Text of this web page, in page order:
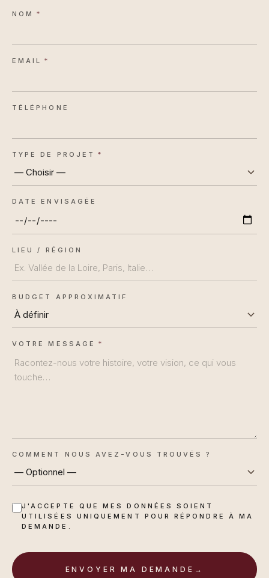
NOM *
EMAIL *
TÉLÉPHONE
TYPE DE PROJET *
DATE ENVISAGÉE
LIEU / RÉGION
BUDGET APPROXIMATIF
VOTRE MESSAGE *
COMMENT NOUS AVEZ-VOUS TROUVÉS ?
J'ACCEPTE QUE MES DONNÉES SOIENT
UTILISÉES UNIQUEMENT POUR RÉPONDRE À MA
DEMANDE.
ENVOYER MA DEMANDE →